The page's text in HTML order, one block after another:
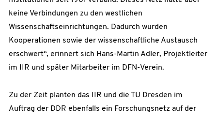
keine Verbindungen zu den westlichen
Wissenschaftseinrichtungen. Dadurch wurden
Kooperationen sowie der wissenschaftliche Austausch
erschwert“, erinnert sich Hans-Martin Adler, Projektleiter
im IIR und später Mitarbeiter im DFN-Verein.
Zu der Zeit planten das IIR und die TU Dresden im
Auftrag der DDR ebenfalls ein Forschungsnetz auf der